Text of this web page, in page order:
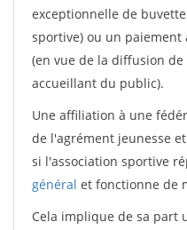
exceptionnelle de
sportive) ou un paiement
(en vue de la diffusion
accueillant du public).
Une affiliation à une
de l'agrément jeunesse
si l'association sportive
général et fonctionne de
Cela implique de sa part